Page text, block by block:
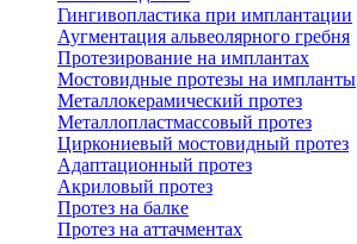
Гингивопластика при имплантации
Аугментация альвеолярного гребня
Протезирование на имплантах
Мостовидные протезы на импланты
Металлокерамический протез
Металлопластмассовый протез
Циркониевый мостовидный протез
Адаптационный протез
Акриловый протез
Протез на балке
Протез на аттачментах